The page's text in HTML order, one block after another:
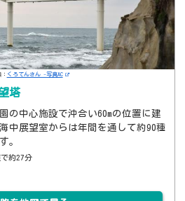
くろてんさん -写真AC
塔
の中心施設で沖合い60mの位置に建
中展望室からは年間を通して約90種
。
約27分